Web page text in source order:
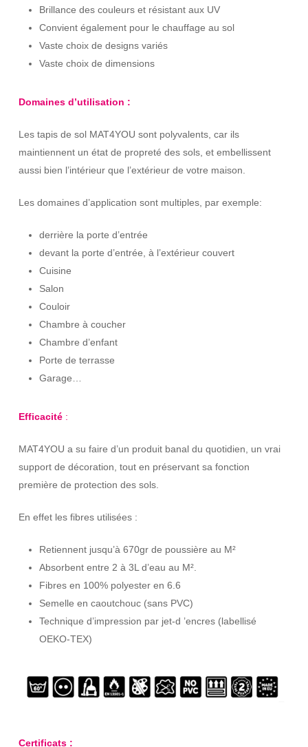
Brillance des couleurs et résistant aux UV
Convient également pour le chauffage au sol
Vaste choix de designs variés
Vaste choix de dimensions
Domaines d’utilisation :
Les tapis de sol MAT4YOU sont polyvalents, car ils
maintiennent un état de propreté des sols, et embellissent
aussi bien l’intérieur que l’extérieur de votre maison.
Les domaines d’application sont multiples, par exemple:
derrière la porte d’entrée
devant la porte d’entrée, à l’extérieur couvert
Cuisine
Salon
Couloir
Chambre à coucher
Chambre d’enfant
Porte de terrasse
Garage…
Efficacité :
MAT4YOU a su faire d’un produit banal du quotidien, un vrai
support de décoration, tout en préservant sa fonction
première de protection des sols.
En effet les fibres utilisées :
Retiennent jusqu’à 670gr de poussière au M²
Absorbent entre 2 à 3L d’eau au M².
Fibres en 100% polyester en 6.6
Semelle en caoutchouc (sans PVC)
Technique d’impression par jet-d ’encres (labellisé
OEKO-TEX)
Certificats :